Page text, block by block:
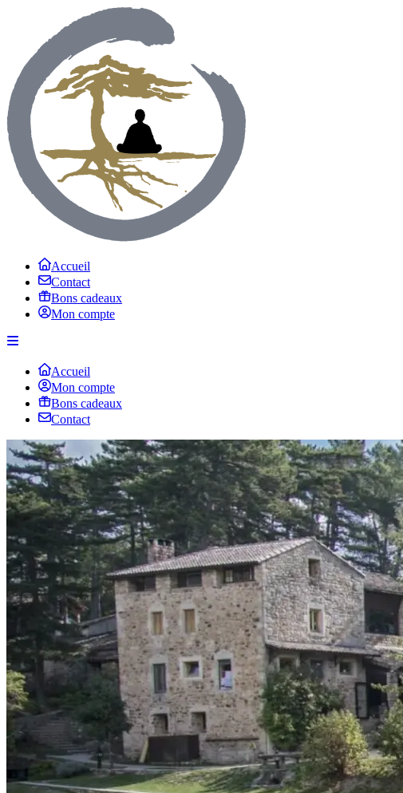
Accueil
Contact
Bons cadeaux
Mon compte
Accueil
Mon compte
Bons cadeaux
Contact